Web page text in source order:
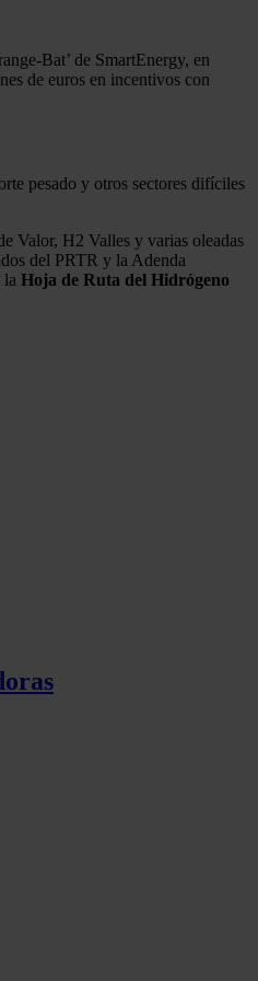
Bat’ de SmartEnergy, en
de euros en incentivos con
pesado y otros sectores difíciles
Valor, H2 Valles y varias oleadas
del PRTR y la Adenda
la Hoja de Ruta del Hidrógeno